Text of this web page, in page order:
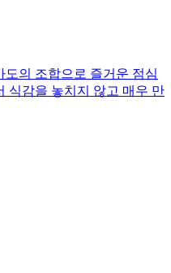
의 조합으로 즐거운 점심
식감을 놓치지 않고 매우 만